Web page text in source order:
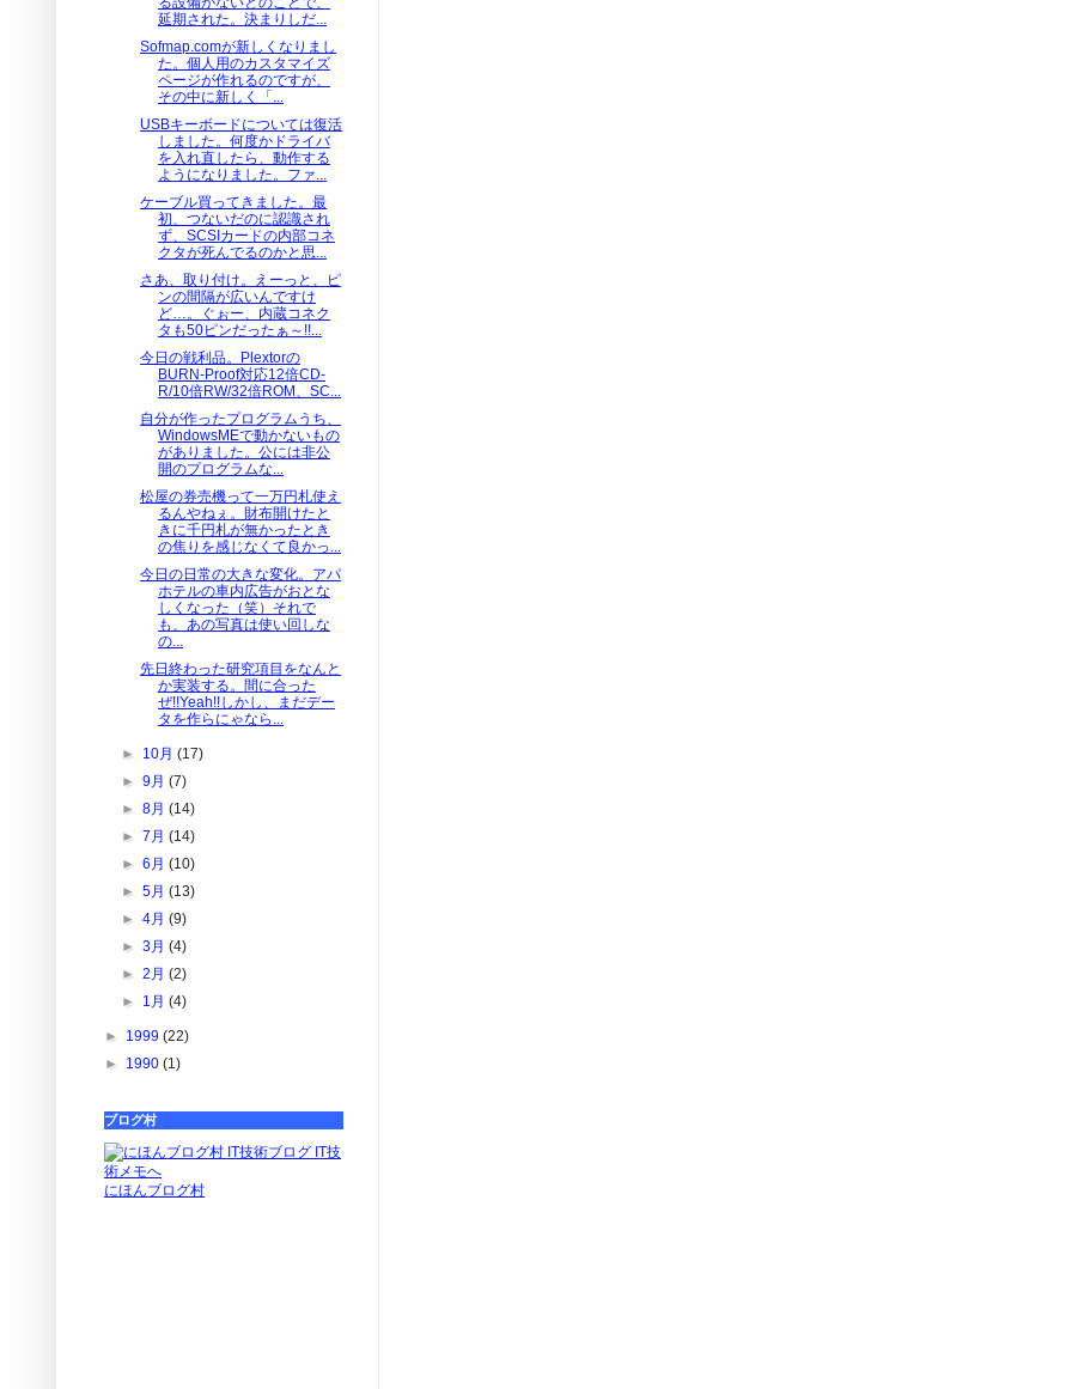
延期された。決まりしだ...
Sofmap.comが新しくなりまし
た。個人用のカスタマイズ
ページが作れるのですが、
その中に新しく「...
USBキーボードについては復活
しました。何度かドライバ
を入れ直したら、動作する
ようになりました。ファ...
ケーブル買ってきました。最
初、つないだのに認識され
ず、SCSIカードの内部コネ
クタが死んでるのかと思...
さあ、取り付け。えーっと、ピ
ンの間隔が広いんですけ
ど…。ぐぉー、内蔵コネク
タも50ピンだったぁ～!!...
今日の戦利品。Plextorの
BURN-Proof対応12倍CD-
R/10倍RW/32倍ROM、SC...
自分が作ったプログラムうち、
WindowsMEで動かないもの
がありました。公には非公
開のプログラムな...
松屋の券売機って一万円札使え
るんやねぇ。財布開けたと
きに千円札が無かったとき
の焦りを感じなくて良かっ...
今日の日常の大きな変化。アパ
ホテルの車内広告がおとな
しくなった（笑）それで
も、あの写真は使い回しな
の...
先日終わった研究項目をなんと
か実装する。間に合った
ぜ!!Yeah!!しかし、まだデー
タを作らにゃなら...
► 10月(17)
►9月(7)
►8月(14)
►7月(14)
►6月(10)
►5月(13)
►4月(9)
►3月(4)
►2月(2)
► 1月(4)
► 1999 (22)
► 1990 (1)
ブログ村
にほんブログ村